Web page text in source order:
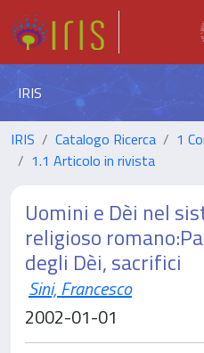
IRIS
IRIS Catalogo Ricerca
1
1.1 Articolo in rivista
Uomini e Dèi nel
religioso
degli Dèi, sacrifici
Sini, Francesco
2002-01-01